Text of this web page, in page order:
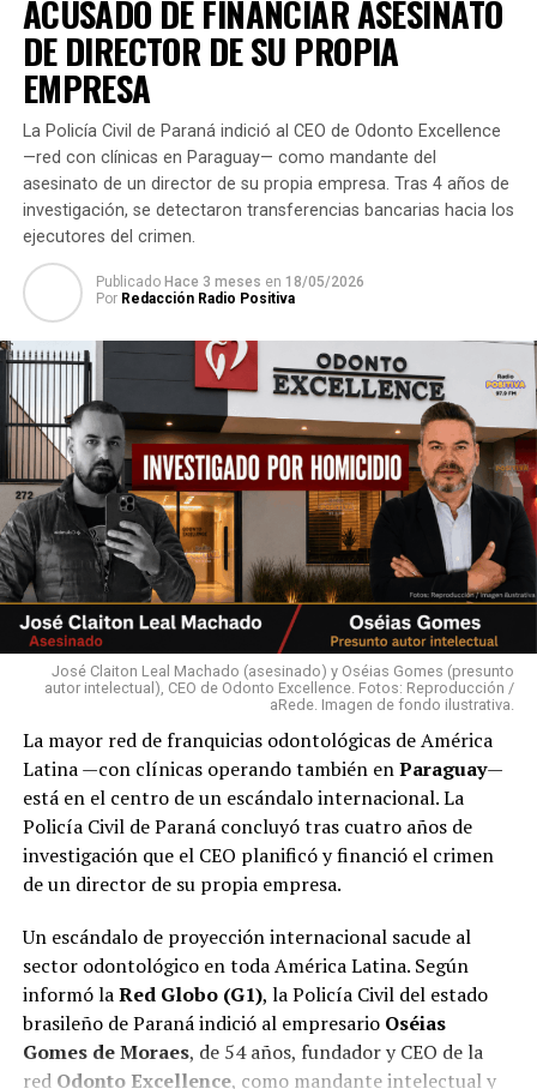
El concejal Alejandro Zacarías (ANR) cuestionó que no
accedió al dictamen que fue puesto a consideración. Así
mismo, criticó que en el presupuesto propuesto por los
concejales se haya incrementado G. 600 millones para el
legislativo.
Sin embargo, la protesta no tuvo efecto mayor, ya que
los argumentos esgrimidos por el edil oficialista, no tuvo
la consistencia adecuada para revocar la propuesta de
recorte presupuestario.
RECORTAN PRESUPUESTO 2019 DE COMUNA ESTEÑA
Miércoles sin lluvias y caluroso
NO SE PIERDA
Condenan a 11 años de penitenciaría a un hombre que
abusó de su propia hija
ACUSADO DE FINANCIAR ASESINATO
DE DIRECTOR DE SU PROPIA
EMPRESA
La Policía Civil de Paraná indició al CEO de Odonto Excellence
—red con clínicas en Paraguay— como mandante del
asesinato de un director de su propia empresa. Tras 4 años de
investigación, se detectaron transferencias bancarias hacia los
ejecutores del crimen.
Publicado Hace 3 meses en 18/05/2026
Por Redacción Radio Positiva
José Claiton Leal Machado (asesinado) y Oséias Gomes (presunto
autor intelectual), CEO de Odonto Excellence. Fotos: Reproducción /
aRede. Imagen de fondo ilustrativa.
La mayor red de franquicias odontológicas de América
Latina —con clínicas operando también enParaguay—
está en el centro de un escándalo internacional. La
Policía Civil de Paraná concluyó tras cuatro años de
investigación que el CEO planificó y financió el crimen
de un director de su propia empresa.
Un escándalo de proyección internacional sacude al
sector odontológico en toda América Latina. Según
informó laRed Globo (G1), la Policía Civil del estado
brasileño de Paraná indició al empresario Oséias
Gomes de Moraes, de 54 años, fundador y CEO de la
red Odonto Excellence, como mandante intelectual y